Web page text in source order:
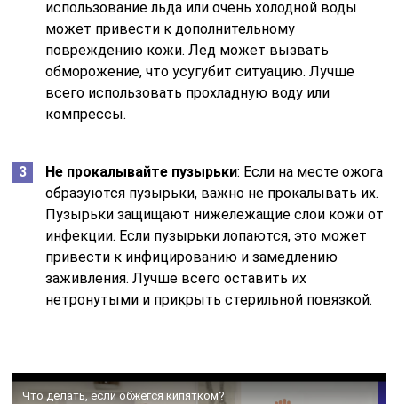
использование льда или очень холодной воды
может привести к дополнительному
повреждению кожи. Лед может вызвать
обморожение, что усугубит ситуацию. Лучше
всего использовать прохладную воду или
компрессы.
Не прокалывайте пузырьки: Если на месте ожога
образуются пузырьки, важно не прокалывать их.
Пузырьки защищают нижележащие слои кожи от
инфекции. Если пузырьки лопаются, это может
привести к инфицированию и замедлению
заживления. Лучше всего оставить их
нетронутыми и прикрыть стерильной повязкой.
Что делать, если обжегся кипятком?